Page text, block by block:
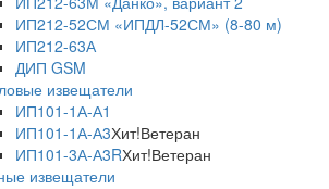
ИП212-52СМ «ИПДЛ-52СМ» (8-80 м)
ИП212-63А
ДИП GSM
извещатели
ИП101-1А-А1
ИП101-1А-А3Хит!Ветеран
ИП101-3А-А3RХит!Ветеран
извещатели